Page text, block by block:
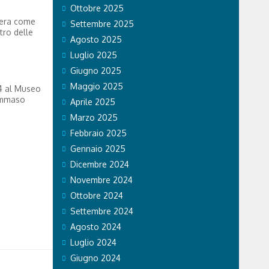
come
delle
al Museo
Ottobre 2025
Settembre 2025
Agosto 2025
Luglio 2025
Giugno 2025
Maggio 2025
Aprile 2025
Marzo 2025
Febbraio 2025
Gennaio 2025
Dicembre 2024
Novembre 2024
Ottobre 2024
Settembre 2024
Agosto 2024
Luglio 2024
Giugno 2024